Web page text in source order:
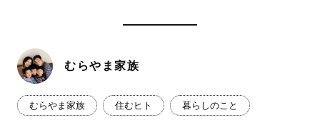
むらやま家族
むらやま家族 住むヒト 暮らしのこと